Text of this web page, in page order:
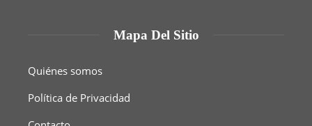
Mapa Del Sitio
Quiénes somos
Política de Privacidad